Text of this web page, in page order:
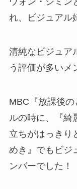
れ、ビジュアル
清純なビジュア
う評価が多いメ
MBC『放課後
ルの時に、『綺
立ちがはっきり
めき』でもビジ
ンバーでした！